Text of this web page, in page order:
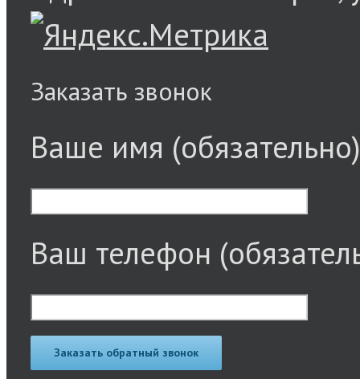
Заказать звонок
Ваше имя (обязательно)
Ваш телефон